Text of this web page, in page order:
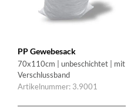
PP Gewebesack
70x110cm | unbeschichtet | mit
Verschlussband
Artikelnummer: 3.9001